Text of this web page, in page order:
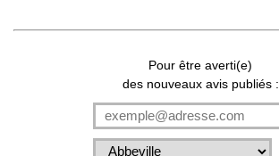
Pour être averti(e)
des nouveaux avis publiés :